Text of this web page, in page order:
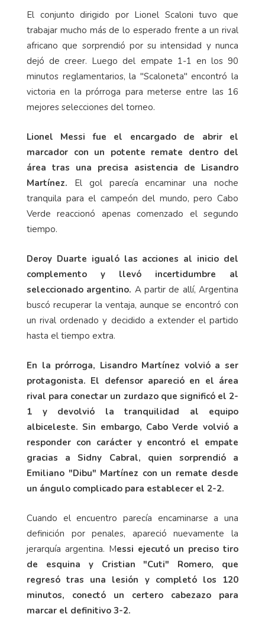
El conjunto dirigido por Lionel Scaloni tuvo que
trabajar mucho más de lo esperado frente a un rival
africano que sorprendió por su intensidad y nunca
dejó de creer. Luego del empate 1-1 en los 90
minutos reglamentarios, la "Scaloneta" encontró la
victoria en la prórroga para meterse entre las 16
mejores selecciones del torneo.
Lionel Messi fue el encargado de abrir el
marcador con un potente remate dentro del
área tras una precisa asistencia de Lisandro
Martínez. El gol parecía encaminar una noche
tranquila para el campeón del mundo, pero Cabo
Verde reaccionó apenas comenzado el segundo
tiempo.
Deroy Duarte igualó las acciones al inicio del
complemento y llevó incertidumbre al
seleccionado argentino. A partir de allí, Argentina
buscó recuperar la ventaja, aunque se encontró con
un rival ordenado y decidido a extender el partido
hasta el tiempo extra.
En la prórroga, Lisandro Martínez volvió a ser
protagonista. El defensor apareció en el área
rival para conectar un zurdazo que significó el 2-
1 y devolvió la tranquilidad al equipo
albiceleste. Sin embargo, Cabo Verde volvió a
responder con carácter y encontró el empate
gracias a Sidny Cabral, quien sorprendió a
Emiliano "Dibu" Martínez con un remate desde
un ángulo complicado para establecer el 2-2.
Cuando el encuentro parecía encaminarse a una
definición por penales, apareció nuevamente la
jerarquía argentina. Messi ejecutó un preciso tiro
de esquina y Cristian "Cuti" Romero, que
regresó tras una lesión y completó los 120
minutos, conectó un certero cabezazo para
marcar el definitivo 3-2.